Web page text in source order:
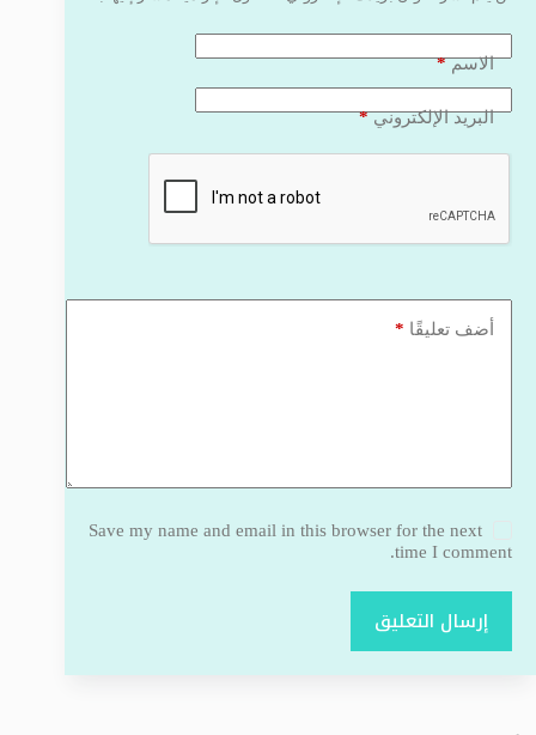
الاسم*
البريد الإلكتروني*
أضف تعليقًا *
Save my name and email in this browser for the next
time I comment.
إرسال التعليق